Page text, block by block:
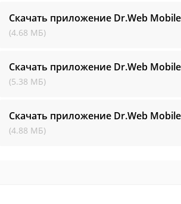
Скачать приложение Dr.Web
(4.68 МБ)
Скачать приложение Dr.Web
(5.38 МБ)
Скачать приложение Dr.Web
(4.88 МБ)